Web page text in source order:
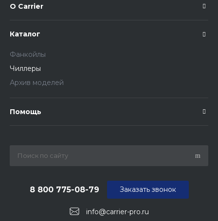
О Carrier
Каталог
Фанкойлы
Чиллеры
Архив моделей
Помощь
info@carrier-pro.ru
8 800 775-08-79 Заказать звонок